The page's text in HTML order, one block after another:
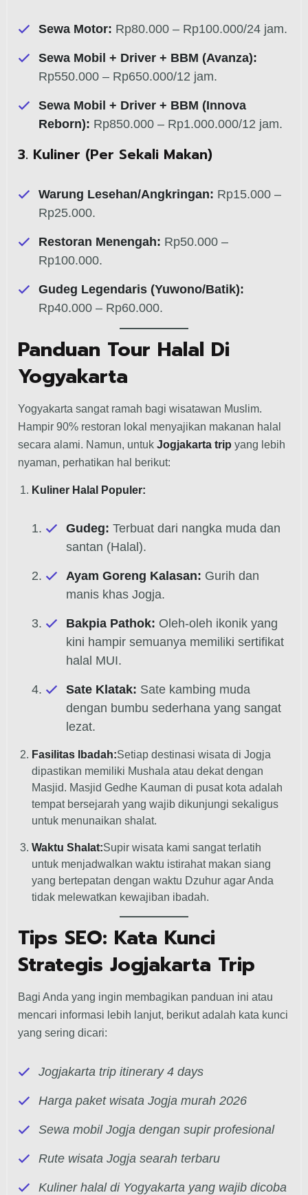
Sewa Motor: Rp80.000 – Rp100.000/24 jam.
Sewa Mobil + Driver + BBM (Avanza):
Rp550.000 – Rp650.000/12 jam.
Sewa Mobil + Driver + BBM (Innova
Reborn): Rp850.000 – Rp1.000.000/12 jam.
3. Kuliner (Per Sekali Makan)
Warung Lesehan/Angkringan: Rp15.000 –
Rp25.000.
Restoran Menengah: Rp50.000 –
Rp100.000.
Gudeg Legendaris (Yuwono/Batik):
Rp40.000 – Rp60.000.
Panduan Tour Halal Di
Yogyakarta
Yogyakarta sangat ramah bagi wisatawan Muslim.
Hampir 90% restoran lokal menyajikan makanan halal
secara alami. Namun, untuk Jogjakarta trip yang lebih
nyaman, perhatikan hal berikut:
Kuliner Halal Populer:
Gudeg: Terbuat dari nangka muda dan
santan (Halal).
Ayam Goreng Kalasan: Gurih dan
manis khas Jogja.
Bakpia Pathok: Oleh-oleh ikonik yang
kini hampir semuanya memiliki sertifikat
halal MUI.
Sate Klatak: Sate kambing muda
dengan bumbu sederhana yang sangat
lezat.
Fasilitas Ibadah:Setiap destinasi wisata di Jogja
dipastikan memiliki Mushala atau dekat dengan
Masjid. Masjid Gedhe Kauman di pusat kota adalah
tempat bersejarah yang wajib dikunjungi sekaligus
untuk menunaikan shalat.
Waktu Shalat:Supir wisata kami sangat terlatih
untuk menjadwalkan waktu istirahat makan siang
yang bertepatan dengan waktu Dzuhur agar Anda
tidak melewatkan kewajiban ibadah.
Tips SEO: Kata Kunci
Strategis Jogjakarta Trip
Bagi Anda yang ingin membagikan panduan ini atau
mencari informasi lebih lanjut, berikut adalah kata kunci
yang sering dicari:
Jogjakarta trip itinerary 4 days
Harga paket wisata Jogja murah 2026
Sewa mobil Jogja dengan supir profesional
Rute wisata Jogja searah terbaru
Kuliner halal di Yogyakarta yang wajib dicoba